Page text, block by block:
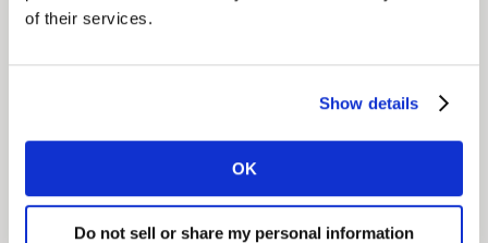
of their services.
Show details
OK
Do not sell or share my personal information
了解更多
更大的价值。